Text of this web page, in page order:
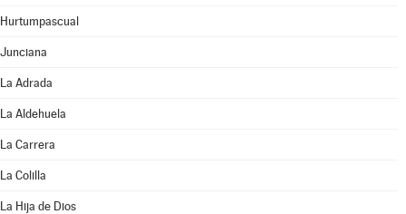
Hurtumpascual
Junciana
La Adrada
La Aldehuela
La Carrera
La Colilla
La Hija de Dios